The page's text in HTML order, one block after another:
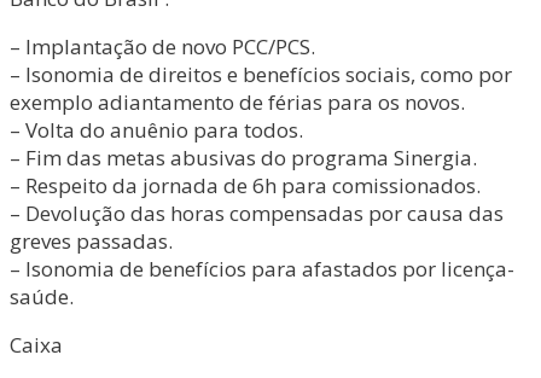
– Implantação de novo PCC/PCS.
– Isonomia de direitos e benefícios sociais, como por
exemplo adiantamento de férias para os novos.
– Volta do anuênio para todos.
– Fim das metas abusivas do programa Sinergia.
– Respeito da jornada de 6h para comissionados.
– Devolução das horas compensadas por causa das
greves passadas.
– Isonomia de benefícios para afastados por licença-
saúde.
Caixa